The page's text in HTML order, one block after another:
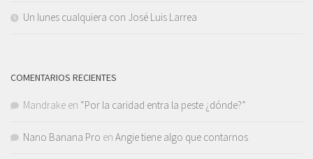
Un lunes cualquiera con José Luis Larrea
COMENTARIOS RECIENTES
Mandrake en “Por la caridad entra la peste ¿dónde?”
Nano Banana Pro en Angie tiene algo que contarnos